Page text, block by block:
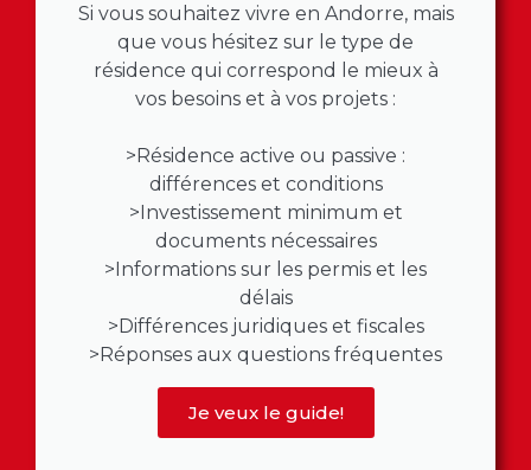
Si vous souhaitez vivre en Andorre, mais
que vous hésitez sur le type de
résidence qui correspond le mieux à
vos besoins et à vos projets :
>Résidence active ou passive :
différences et conditions
>Investissement minimum et
documents nécessaires
>Informations sur les permis et les
délais
>Différences juridiques et fiscales
>Réponses aux questions fréquentes
Je veux le guide!